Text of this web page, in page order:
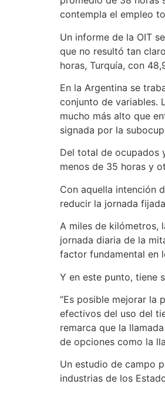
contempla el empleo
Un informe de la OIT
que no resultó tan
horas, Turquía, con
En la Argentina se
conjunto de variables.
mucho más alto que
signada por la
Del total de ocupados
menos de 35 horas y
Con aquella intención
reducir la jornada
A miles de kilómetros,
jornada diaria de la
factor fundamental en
Y en este punto, tiene
“Es posible mejorar la
efectivos del uso del
remarca que la
de opciones como la
Un estudio de campo
industrias de los